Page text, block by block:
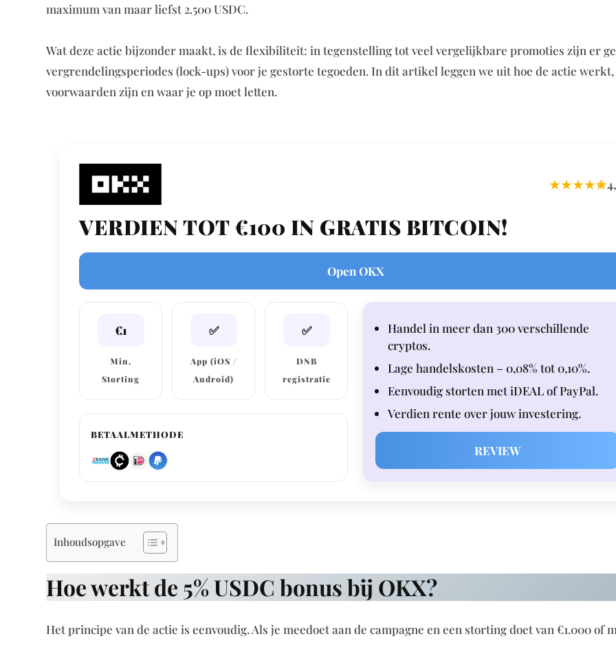
maximum van maar liefst 2.500 USDC.
Wat deze actie bijzonder maakt, is de flexibiliteit: in tegenstelling tot veel vergelijkbare promoties zijn er
vergrendelingsperiodes (lock-ups) voor je gestorte tegoeden. In dit artikel leggen we uit hoe de actie
voorwaarden zijn en waar je op moet letten.
★★★★✬
VERDIEN TOT €100 IN GRATIS BITCOIN!
Open OKX
€1
Min.
Storting
✅
App (iOS /
Android)
✅
DNB
registratie
BETAALMETHODE
Handel in meer dan 300 verschillende
cryptos.
Lage handelskosten – 0,08% tot 0,10%.
Eenvoudig storten met iDEAL of PayPal.
Verdien rente over jouw investering.
REVIEW
Inhoudsopgave
Hoe werkt de 5% USDC bonus bij OKX?
Het principe van de actie is eenvoudig. Als je meedoet aan de campagne en een storting doet van €1.000 of